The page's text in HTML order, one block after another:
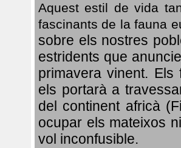
Aquest estil de vida
fascinants de la fauna
sobre els nostres
estridents que
primavera vinent. Els
els portarà a
del continent africà
ocupar els mateixos
vol inconfusible.